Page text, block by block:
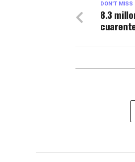
DON'T MISS
8.3